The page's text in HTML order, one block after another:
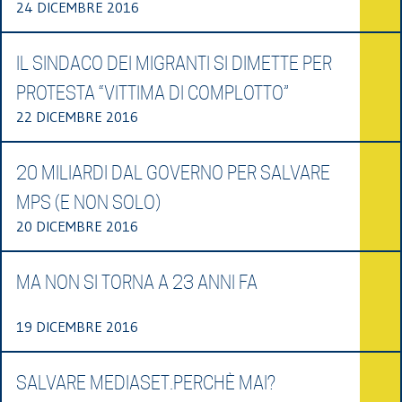
24 DICEMBRE 2016
IL SINDACO DEI MIGRANTI SI DIMETTE PER
PROTESTA “VITTIMA DI COMPLOTTO”
22 DICEMBRE 2016
20 MILIARDI DAL GOVERNO PER SALVARE
MPS (E NON SOLO)
20 DICEMBRE 2016
MA NON SI TORNA A 23 ANNI FA
19 DICEMBRE 2016
SALVARE MEDIASET.PERCHÈ MAI?